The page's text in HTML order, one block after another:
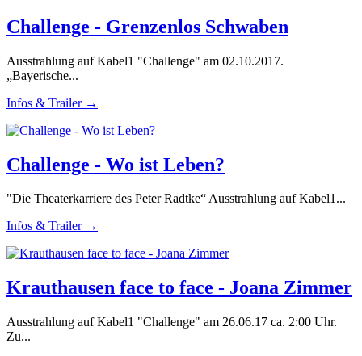
Challenge - Grenzenlos Schwaben
Ausstrahlung auf Kabel1 "Challenge" am 02.10.2017.
„Bayerische...
Infos & Trailer →
Challenge - Wo ist Leben?
"Die Theaterkarriere des Peter Radtke“ Ausstrahlung auf Kabel1...
Infos & Trailer →
Krauthausen face to face - Joana Zimmer
Ausstrahlung auf Kabel1 "Challenge" am 26.06.17 ca. 2:00 Uhr.
Zu...